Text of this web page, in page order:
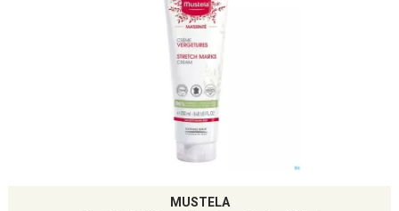
MUSTELA